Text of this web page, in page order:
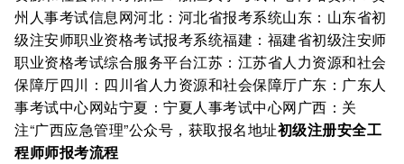
州人事考试信息网河北：河北省报考系统山东：山东省初
级注安师职业资格考试报考系统福建：福建省初级注安师
职业资格考试综合服务平台江苏：江苏省人力资源和社会
保障厅四川：四川省人力资源和社会保障厅广东：广东人
事考试中心网站宁夏：宁夏人事考试中心网广西：关
注“广西应急管理”公众号，获取报名地址初级注册安全工
程师师报考流程